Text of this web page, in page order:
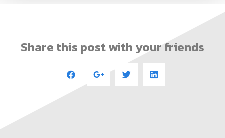
Share this post with your friends